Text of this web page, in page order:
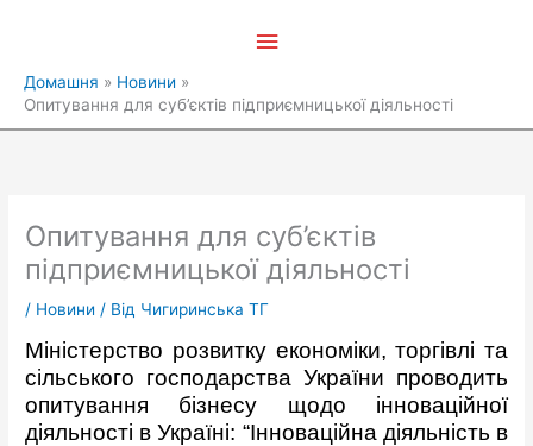
Домашня
Новини
Опитування для суб’єктів підприємницької діяльності
Опитування для суб’єктів
підприємницької діяльності
/ Новини / Від Чигиринська ТГ
Міністерство розвитку економіки, торгівлі та
сільського господарства України проводить
опитування бізнесу щодо інноваційної
діяльності в Україні: “Інноваційна діяльність в